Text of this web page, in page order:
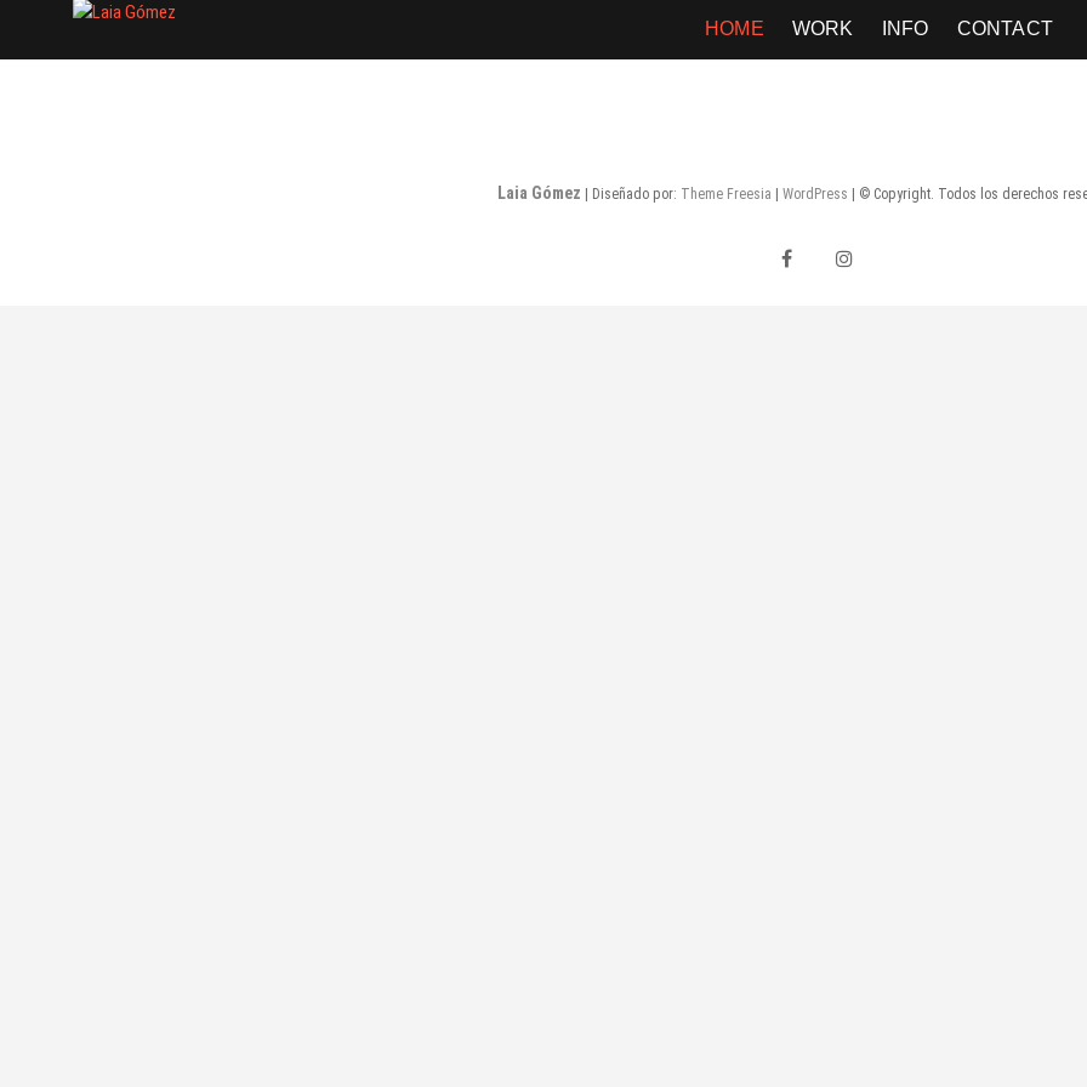
HOME WORK INFO CONTACT
Laia Gómez | Diseñado por: Theme Freesia WordPress | © Copyright. Todos los derechos